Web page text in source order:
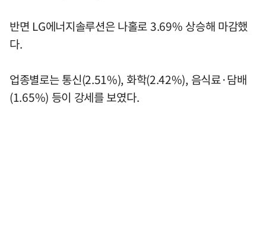
반면 LG에너지솔루션은 나홀로 3.69% 상승해 마감했
다.
업종별로는 통신(2.51%), 화학(2.42%), 음식료·담배
(1.65%) 등이 강세를 보였다.